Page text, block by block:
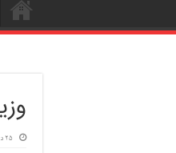
25 دی 1397